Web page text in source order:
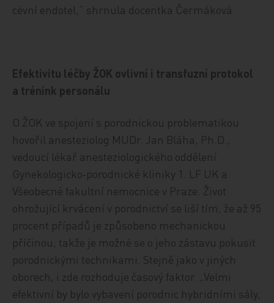
cévní endotel,“ shrnula docentka Čermáková.
Efektivitu léčby ŽOK ovlivní i transfuzní protokol
a trénink personálu
O ŽOK ve spojení s porodnickou problematikou
hovořil anesteziolog MUDr. Jan Bláha, Ph.D.,
vedoucí lékař anesteziologického oddělení
Gynekologicko‑porodnické kliniky 1. LF UK a
Všeobecné fakultní nemocnice v Praze. Život
ohrožující krvácení v porodnictví se liší tím, že až 95
procent případů je způsobeno mechanickou
příčinou, takže je možné se o jeho zástavu pokusit
porodnickými technikami. Stejně jako v jiných
oborech, i zde rozhoduje časový faktor. „Velmi
efektivní by bylo vybavení porodnic hybridními sály,